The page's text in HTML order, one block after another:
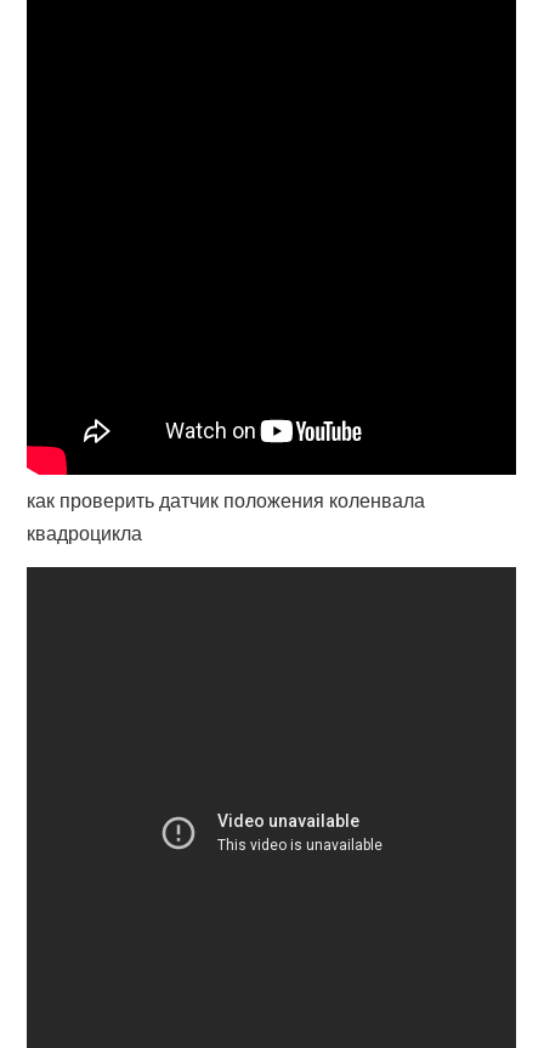
как проверить датчик положения коленвала
квадроцикла